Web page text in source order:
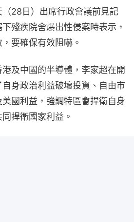
28日）出席行政會議前見記
殘疾院舍爆出性侵案時表示，
要確保有效阻嚇。
及中國的半導體，李家超在開
身政治利益破壞投資、自由市
國利益，強調特區會捍衛自身
捍衛國家利益。